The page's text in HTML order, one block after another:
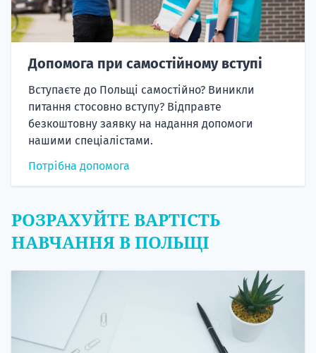
Допомога при самостійному вступі
Вступаєте до Польщі самостійно? Виникли
питання стосовно вступу? Відправте
безкоштовну заявку на надання допомоги
нашими спеціалістами.
Потрібна допомога
РОЗРАХУЙТЕ ВАРТІСТЬ
НАВЧАННЯ В ПОЛЬЩІ